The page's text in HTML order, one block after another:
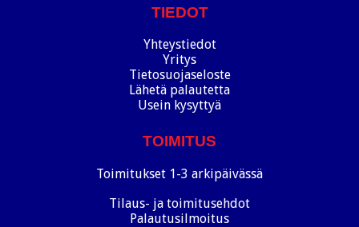
TIEDOT
Yhteystiedot
Yritys
Tietosuojaseloste
Lähetä palautetta
Usein kysyttyä
TOIMITUS
Toimitukset 1-3 arkipäivässä
Tilaus- ja toimitusehdot
Palautusilmoitus